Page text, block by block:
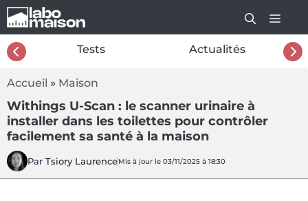
Aller
au
contenu
Tests Actualités
Accueil » Maison
Withings U-Scan : le scanner urinaire à
installer dans les toilettes pour contrôler
facilement sa santé à la maison
Par Tsiory LaurenceMis à jour le 03/11/2025 à 18:30